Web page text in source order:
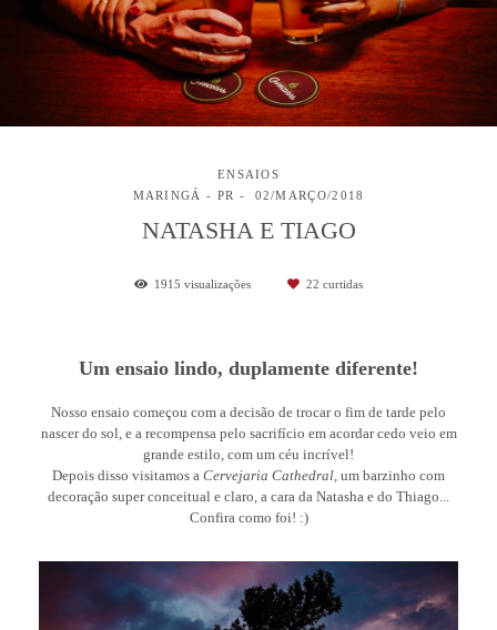
ENSAIOS
MARINGÁ - PR
02/MARÇO/2018
NATASHA E TIAGO
1915 visualizações 22 curtidas
Um ensaio lindo, duplamente diferente!
Nosso ensaio começou com a decisão de trocar o fim de tarde pelo
nascer do sol, e a recompensa pelo sacrifício em acordar cedo veio em
grande estilo, com um céu incrível!
Depois disso visitamos a Cervejaria Cathedral , um barzinho com
decoração super conceitual e claro, a cara da Natasha e do Thiago...
Confira como foi! :)